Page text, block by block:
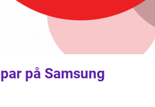
på Samsung